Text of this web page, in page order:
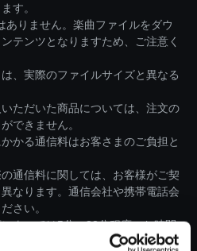
す。
ありません。楽曲ファイルをダウ
テンツとなりますため、ご注意く
、実際のファイルサイズと異なる
ただいた商品については、注文の
できません。
かる通信料はお客さまのご負担と
通信料に関しては、お客様がご契
なります。通信会社や携帯電話会
さい。
よっては5分～83分程度のお時間